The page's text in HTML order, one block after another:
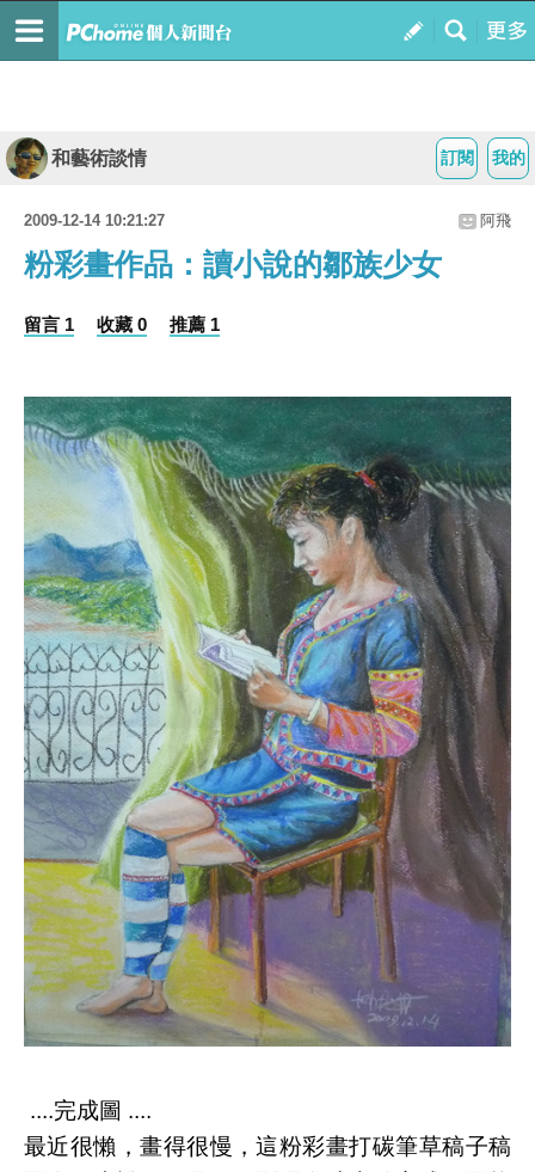
我的
訂閱
和藝術談情
2009-12-14 10:21:27 阿飛
粉彩畫作品：讀小說的鄒族少女
留言 1 收藏 0 推薦 1
....完成圖 ....
最近很懶，畫得很慢，這粉彩畫打碳筆草稿子稿